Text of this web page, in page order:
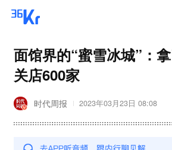
面馆界的“蜜雪冰城”：
关店600家
时代周报 2023年03月23日 08:08